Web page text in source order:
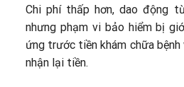
Chi phí thấp hơn, dao động
nhưng phạm vi bảo hiểm bị
ứng trước tiền khám chữa
nhận lại tiền.